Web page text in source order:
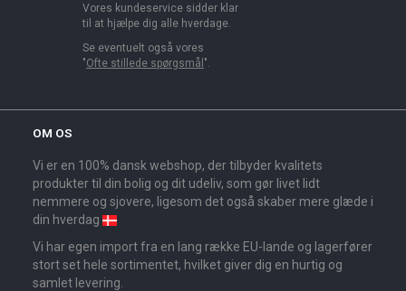
Vores kundeservice sidder klar
til at hjælpe dig alle hverdage.
Se eventuelt også vores
"Ofte stillede spørgsmål ".
OM OS
Vi er en 100% dansk webshop, der tilbyder kvalitets
produkter til din bolig og dit udeliv, som gør livet lidt
nemmere og sjovere, ligesom det også skaber mere glæde i
din hverdag
Vi har egen import fra en lang række EU-lande og lagerfører
stort set hele sortimentet, hvilket giver dig en hurtig og
samlet levering.